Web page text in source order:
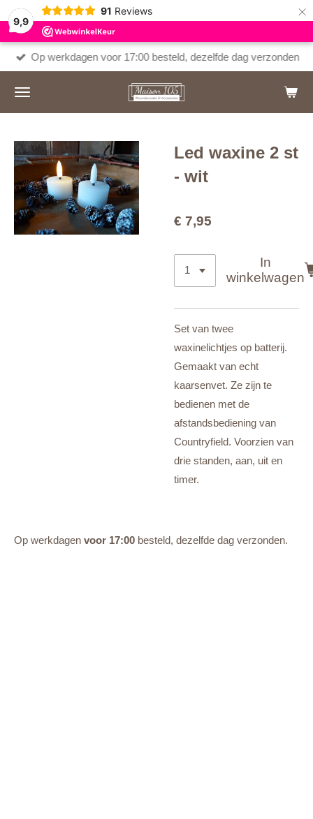
9,9
91 Reviews ×
Op werkdagen voor 17:00 besteld, dezelfde dag verzonden
Led waxine 2 st
- wit
€ 7,95
In
winkelwagen
Set van twee
waxinelichtjes op batterij.
Gemaakt van echt
kaarsenvet. Ze zijn te
bedienen met de
afstandsbediening van
Countryfield. Voorzien van
drie standen, aan, uit en
timer.
Op werkdagen voor 17:00 besteld, dezelfde dag verzonden.